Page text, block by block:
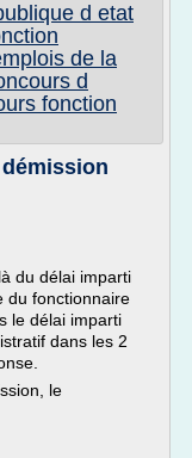
d etat
de la
d
fonction
du délai imparti
du fonctionnaire
le délai imparti
dans les 2
le